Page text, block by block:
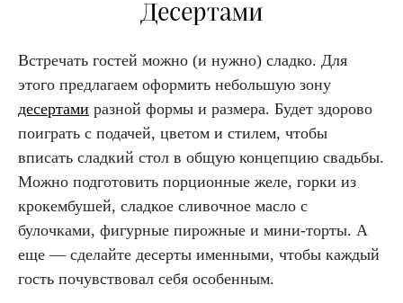
Десертами
Встречать гостей можно (и нужно) сладко. Для
этого предлагаем оформить небольшую зону
десертами разной формы и размера. Будет здорово
поиграть с подачей, цветом и стилем, чтобы
вписать сладкий стол в общую концепцию свадьбы.
Можно подготовить порционные желе, горки из
крокембушей, сладкое сливочное масло с
булочками, фигурные пирожные и мини-торты. А
еще — сделайте десерты именными, чтобы каждый
гость почувствовал себя особенным.